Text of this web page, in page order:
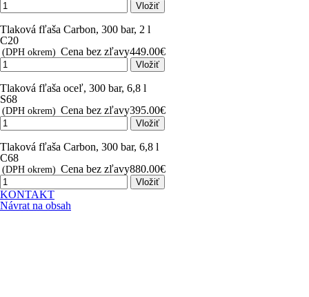
Vložiť
Tlaková fľaša Carbon, 300 bar, 2 l
C20
(DPH okrem) Cena bez zľavy449.00€
Vložiť
Tlaková fľaša oceľ, 300 bar, 6,8 l
S68
(DPH okrem) Cena bez zľavy395.00€
Vložiť
Tlaková fľaša Carbon, 300 bar, 6,8 l
C68
(DPH okrem) Cena bez zľavy880.00€
Vložiť
KONTAKT
Návrat na obsah